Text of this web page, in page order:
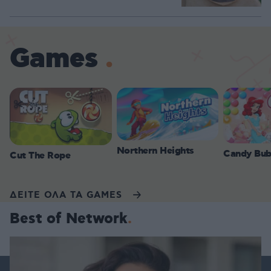
Games
Cut The Rope Northern Heights Candy
ΔΕΙΤΕ ΟΛΑ ΤΑ GAMES
Best of Network